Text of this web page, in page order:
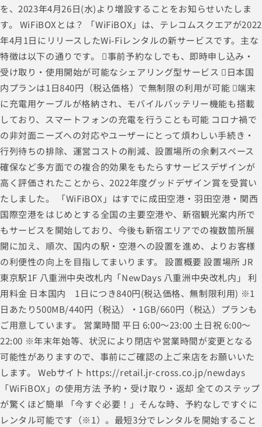
を、2023年4月26日(水)より増設することをお知らせいたしま
す。 WiFiBOXとは？ 「WiFiBOX」は、テレコムスクエアが2022
年4月1日にリリースしたWi-Fiレンタルの新サービスです。主な
特徴は以下の通りです。 事前予約なしでも、即時申し込み・
受け取り・使用開始が可能なシェアリング型サービス 日本国
内プランは1日840円（税込価格）で無制限の利用が可能 端末
に充電用ケーブルが格納され、モバイルバッテリー機能も搭載
しており、スマートフォンの充電を行うことも可能 コロナ禍で
の非対面ニーズへの対応やユーザーにとって煩わしい手続き・
行列待ちの排除、運営コストの削減、設置場所の余剰スペース
確保など多方面での複合的効果をもたらすサービスデザインが
高く評価されたことから、2022年度グッドデザイン賞を受賞い
たしました。 「WiFiBOX」はすでに成田空港・羽田空港・関西
国際空港をはじめとする全国の主要空港や、新宿観光案内所で
もサービスを開始しており、今後も新宿エリアでの複数箇所展
開に加え、順次、国内の駅・空港への設置を進め、よりお客様
の利便性の向上を目指してまいります。 設置概要 設置場所 JR
東京駅1F 八重洲中央改札内「NewDays 八重洲中央改札内」 利
用料金 日本国内 1日につき840円(税込価格、無制限利用) ※1
日あたり500MB/440円（税込）・1GB/660円（税込）プランも
ご用意しています。 営業時間 平日 6:00～23:00 土日祝 6:00～
22:00 ※年末年始等、状況により閉店や営業時間が変更となる
可能性がありますので、事前にご確認の上ご来店をお願いいた
します。 Webサイト https://retail.jr-cross.co.jp/newdays
「WiFiBOX」の使用方法 予約・受け取り・返却 全てのステップ
が驚くほど簡単 「今すぐ必要！」そんな時、予約なしですぐに
レンタル可能です（※1）。最短3分でレンタルを開始すること